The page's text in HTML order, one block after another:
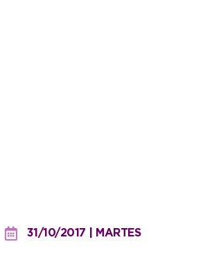
31/10/2017 | MARTES